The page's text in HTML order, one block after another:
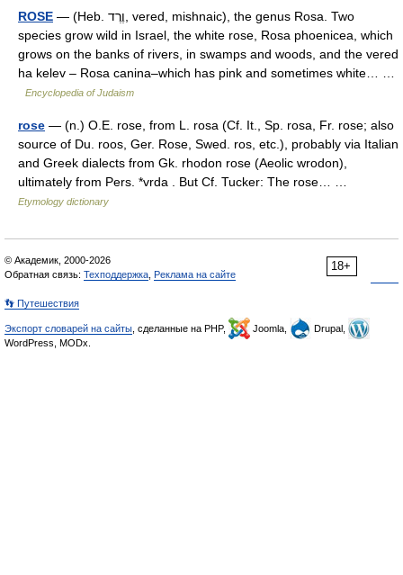
ROSE — (Heb. וֶרֶד, vered, mishnaic), the genus Rosa. Two
species grow wild in Israel, the white rose, Rosa phoenicea, which
grows on the banks of rivers, in swamps and woods, and the vered
ha kelev – Rosa canina–which has pink and sometimes white… …
Encyclopedia of Judaism
rose — (n.) O.E. rose, from L. rosa (Cf. It., Sp. rosa, Fr. rose; also
source of Du. roos, Ger. Rose, Swed. ros, etc.), probably via Italian
and Greek dialects from Gk. rhodon rose (Aeolic wrodon),
ultimately from Pers. *vrda . But Cf. Tucker: The rose… …
Etymology dictionary
18+
© Академик, 2000-2026
Обратная связь: Техподдержка Реклама на сайте
👣 Путешествия
Экспорт словарей на сайты , сделанные на PHP, Joomla,
Drupal,
WordPress, MODx.